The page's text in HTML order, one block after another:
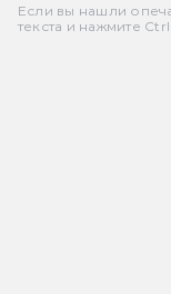
Если вы нашли
текста и нажмите